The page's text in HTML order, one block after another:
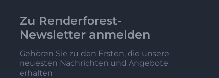
Zu Renderforest-
Newsletter anmelden
Gehören Sie zu den Ersten, die unsere
neuesten Nachrichten und Angebote
erhalten